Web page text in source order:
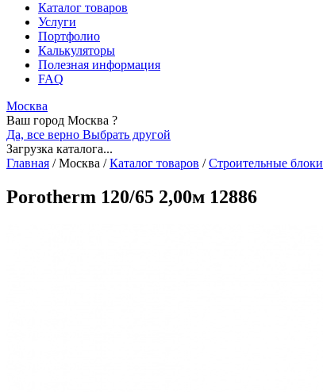
Каталог товаров
Услуги
Портфолио
Калькуляторы
Полезная информация
FAQ
Москва
Ваш город Москва ?
Да, все верно Выбрать другой
Загрузка каталога...
Главная /Москва / Каталог товаров / Строительные блоки
Porotherm 120/65 2,00м 12886